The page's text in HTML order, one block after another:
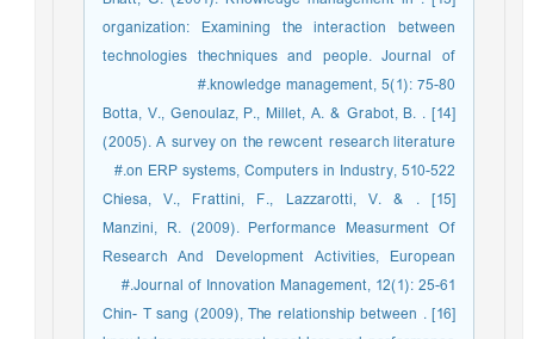
organization: Examining the interaction between
technologies thechniques and people. Journal of
knowledge management, 5(1): 75-80.#
[14] . Botta, V., Genoulaz, P., Millet, A. & Grabot, B.
(2005). A survey on the rewcent research literature
on ERP systems, Computers in Industry, 510-522.#
[15] . Chiesa, V., Frattini, F., Lazzarotti, V. &
Manzini, R. (2009). Performance Measurment Of
Research And Development Activities, European
Journal of Innovation Management, 12(1): 25-61.#
[16] . Chin- T sang (2009), The relationship between